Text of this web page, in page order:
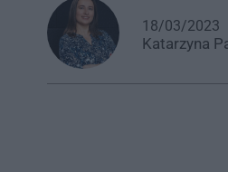
18/03/2023
Katarzyna